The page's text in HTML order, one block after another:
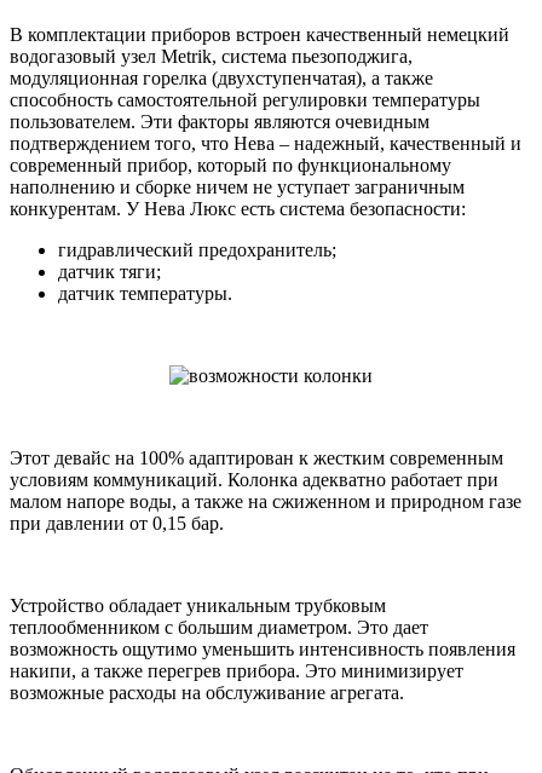
В комплектации приборов встроен качественный немецкий
водогазовый узел Metrik, система пьезоподжига,
модуляционная горелка (двухступенчатая), а также
способность самостоятельной регулировки температуры
пользователем. Эти факторы являются очевидным
подтверждением того, что Нева – надежный, качественный и
современный прибор, который по функциональному
наполнению и сборке ничем не уступает заграничным
конкурентам. У Нева Люкс есть система безопасности:
гидравлический предохранитель;
датчик тяги;
датчик температуры.
Этот девайс на 100% адаптирован к жестким современным
условиям коммуникаций. Колонка адекватно работает при
малом напоре воды, а также на сжиженном и природном газе
при давлении от 0,15 бар.
Устройство обладает уникальным трубковым
теплообменником с большим диаметром. Это дает
возможность ощутимо уменьшить интенсивность появления
накипи, а также перегрев прибора. Это минимизирует
возможные расходы на обслуживание агрегата.